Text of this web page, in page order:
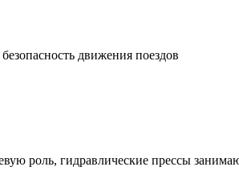
движения поездов
роль, гидравлические прессы